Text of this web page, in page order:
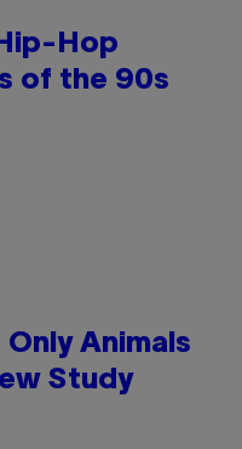
Hop
of the 90s
Only Animals
Study